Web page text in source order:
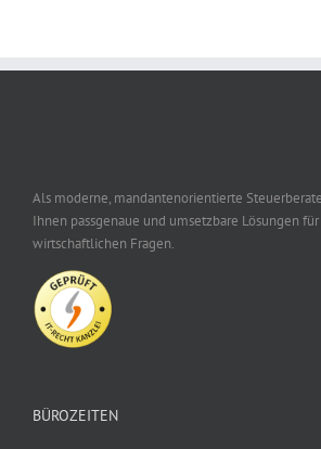
Als moderne, mandantenorientierte
Ihnen passgenaue und umsetzbare Lösungen
wirtschaftlichen Fragen.
BÜROZEITEN